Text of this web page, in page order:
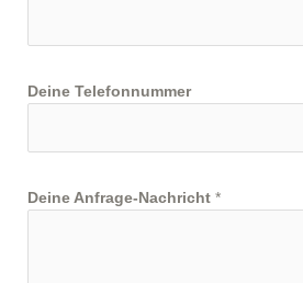
Deine Telefonnummer
Deine Anfrage-Nachricht *